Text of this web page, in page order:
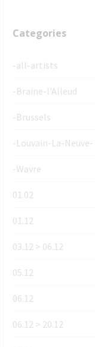
Categories
-all-artists
-Braine-l'Alleud
-Brussels
-Louvain-La-Neuve-
-Wavre
01.02
01.12
03.12 > 06.12
05.12
06.12
06.12 > 20.12